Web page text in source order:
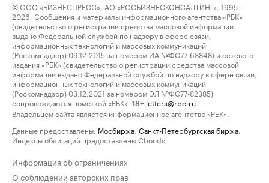
© ООО «БИЗНЕСПРЕСС», АО «РОСБИЗНЕСКОНСАЛТИНГ», 1995–
2026. Сообщения и материалы информационного агентства «РБК»
(свидетельство о регистрации средства массовой информации
выдано Федеральной службой по надзору в сфере связи,
информационных технологий и массовых коммуникаций
(Роскомнадзор) 09.12.2015 за номером ИА №ФС77-63848) и сетевого
издания «РБК» (свидетельство о регистрации средства массовой
информации выдано Федеральной службой по надзору в сфере связи,
информационных технологий и массовых коммуникаций
(Роскомнадзор) 03.12.2021 за номером ЭЛ №ФС77-82385)
сопровождаются пометкой «РБК».
18+ letters@rbc.ru
Владельцем сайта является информационное агентство «РБК».
Данные предоставлены: Мосбиржа Санкт-Петербургская биржа
Индексы облигаций предоставлены Cbonds.
Информация об ограничениях
О соблюдении авторских прав